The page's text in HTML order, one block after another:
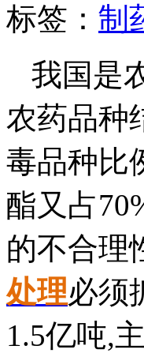
标签： 制
我国是
农药品种
毒品种比
酯又占
的不合理
处理必须
1.5亿吨,